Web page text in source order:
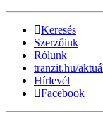
Keresés
Szerzőink
Rólunk
tranzit.hu/
Hírlevél
Facebook